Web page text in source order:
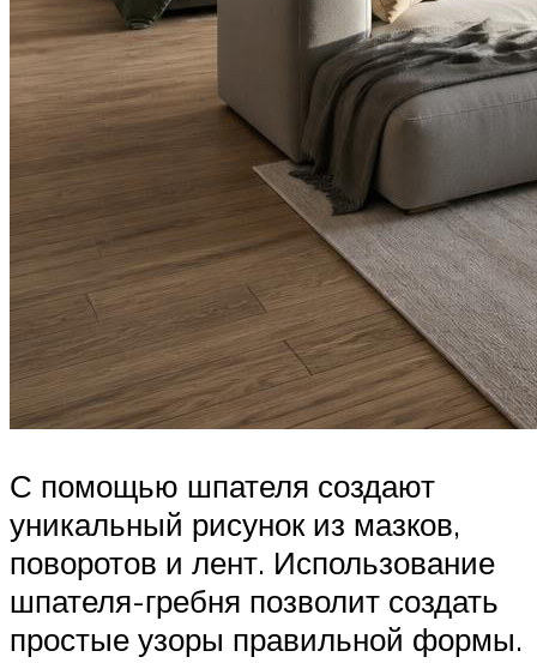
С помощью шпателя создают
уникальный рисунок из мазков,
поворотов и лент. Использование
шпателя-гребня позволит создать
простые узоры правильной формы.